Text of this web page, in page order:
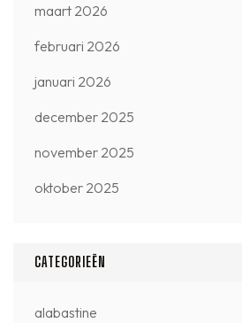
maart 2026
februari 2026
januari 2026
december 2025
november 2025
oktober 2025
CATEGORIEËN
alabastine